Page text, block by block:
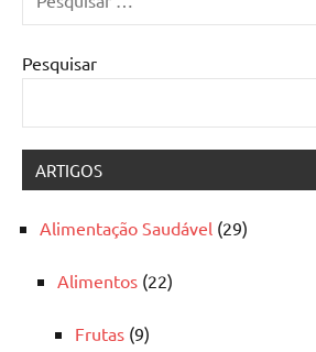
por:
Pesquisar
ARTIGOS
Alimentação Saudável (29)
Alimentos (22)
Frutas (9)